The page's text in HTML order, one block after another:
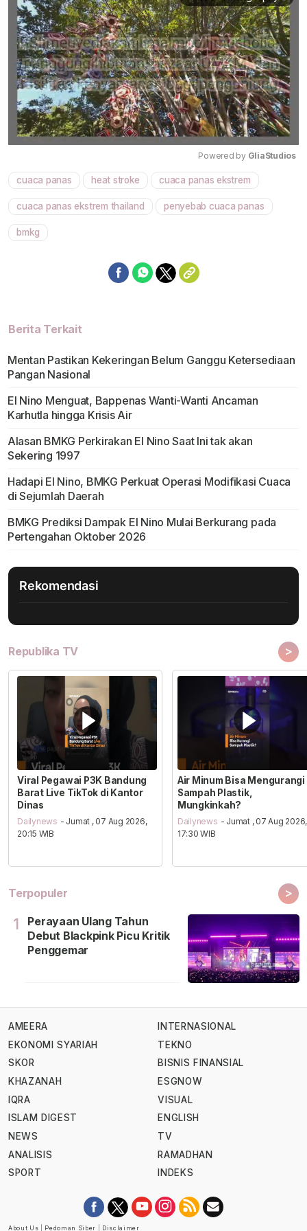
Mute
Powered by GliaStudios
cuaca panas heat stroke cuaca panas ekstrem
cuaca panas ekstrem thailand penyebab cuaca panas
bmkg
Berita Terkait
Mentan Pastikan Kekeringan Belum Ganggu Ketersediaan
Pangan Nasional
El Nino Menguat, Bappenas Wanti-Wanti Ancaman
Karhutla hingga Krisis Air
Alasan BMKG Perkirakan El Nino Saat Ini tak akan
Sekering 1997
Hadapi El Nino, BMKG Perkuat Operasi Modifikasi Cuaca
di Sejumlah Daerah
BMKG Prediksi Dampak El Nino Mulai Berkurang pada
Pertengahan Oktober 2026
Rekomendasi
Republika TV >
Viral Pegawai P3K Bandung
Barat Live TikTok di Kantor
Dinas
Dailynews - Jumat , 07 Aug 2026,
20:15 WIB
Air Minum Bisa Mengurangi
Sampah Plastik,
Mungkinkah?
Dailynews - Jumat , 07 Aug 2026,
17:30 WIB
Terpopuler >
1
Perayaan Ulang Tahun
Debut Blackpink Picu Kritik
Penggemar
AMEERA
EKONOMI SYARIAH
SKOR
KHAZANAH
IQRA
ISLAM DIGEST
NEWS
ANALISIS
SPORT
INTERNASIONAL
TEKNO
BISNIS FINANSIAL
ESGNOW
VISUAL
ENGLISH
TV
RAMADHAN
INDEKS
About Us Pedoman Siber Disclaimer